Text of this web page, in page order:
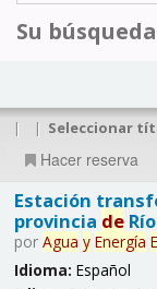
Su
| | Seleccionar
Hacer reserva
Estación
provincia de
por Agua y Energía
Idioma: Español